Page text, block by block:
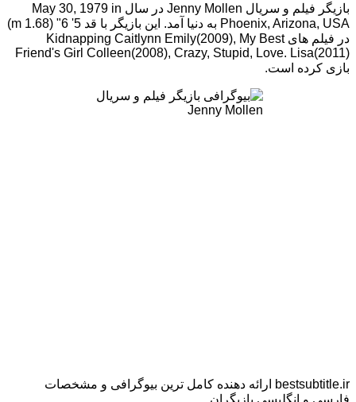
بازیگر فیلم و سریال Jenny Mollen در سال May 30, 1979 in
Phoenix, Arizona, USA به دنیا آمد. این بازیگر با قد 5' 6" (1.68 m)
در فیلم های Kidnapping Caitlynn Emily(2009), My Best
Friend's Girl Colleen(2008), Crazy, Stupid, Love. Lisa(2011)
بازی کرده است.
bestsubtitle.ir ارائه دهنده کامل ترین بیوگرافی و مشخصات
فارسی و انگلیسی بازیگران